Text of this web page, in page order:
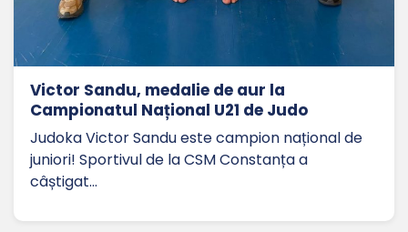
Victor Sandu, medalie de aur la
Campionatul Național U21 de Judo
Judoka Victor Sandu este campion național de
juniori! Sportivul de la CSM Constanța a
câștigat…